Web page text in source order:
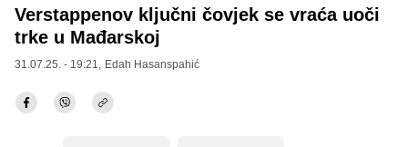
Verstappenov ključni čovjek se vraća uoči
trke u Mađarskoj
31.07.25. - 19:21, Edah Hasanspahić